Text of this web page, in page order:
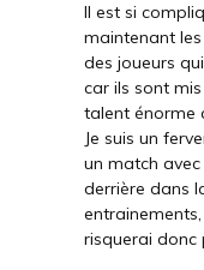
Il est si
maintenant
des joueurs
car ils sont
talent énorme
Je suis un
un match avec
derrière dans
risquerai donc